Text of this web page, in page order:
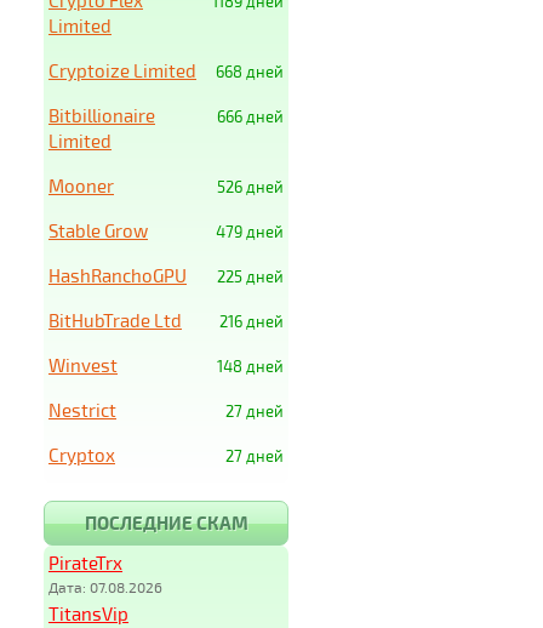
Limited
668 дней
Cryptoize Limited
666 дней
Bitbillionaire
Limited
526 дней
Mooner
479 дней
Stable Grow
225 дней
HashRanchoGPU
216 дней
BitHubTrade Ltd
148 дней
Winvest
27 дней
Nestrict
27 дней
Cryptox
ПОСЛЕДНИЕ СКАМ
PirateTrx
Дата: 07.08.2026
TitansVip